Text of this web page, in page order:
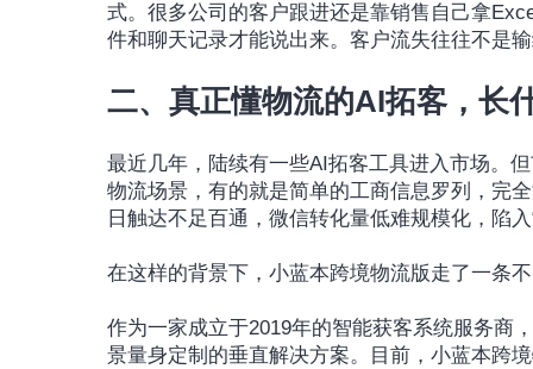
式。很多公司的客户跟进还是靠销售自己拿
件和聊天记录才能说出来。客户流失往往不是
二、真正懂物流的AI拓客，长
最近几年，陆续有一些AI拓客工具进入市场。
物流场景，有的就是简单的工商信息罗列，完
日触达不足百通，微信转化量低难规模化，陷
在这样的背景下，小蓝本跨境物流版走了一条
作为一家成立于2019年的智能获客系统服务商
景量身定制的垂直解决方案。目前，小蓝本跨